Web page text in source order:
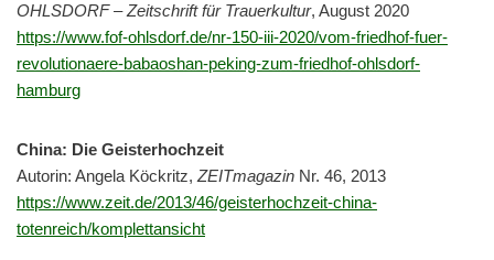
OHLSDORF – Zeitschrift für Trauerkultur, August 2020
https://www.fof-ohlsdorf.de/nr-150-iii-2020/vom-friedhof-fuer-
revolutionaere-babaoshan-peking-zum-friedhof-ohlsdorf-
hamburg
China: Die Geisterhochzeit
Autorin: Angela Köckritz, ZEITmagazin Nr. 46, 2013
https://www.zeit.de/2013/46/geisterhochzeit-china-
totenreich/komplettansicht